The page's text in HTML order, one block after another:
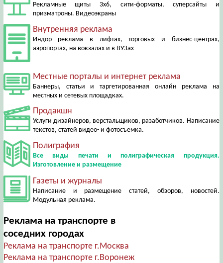
Рекламные щиты 3х6, сити-форматы, суперсайты и
призматроны. Видеоэкраны
Внутренняя реклама
Индор реклама в лифтах, торговых и бизнес-центрах,
аэропортах, на вокзалах и в ВУЗах
Местные порталы и интернет реклама
Баннеры, статьи и таргетированная онлайн реклама на
местных и сетевых площадках.
Продакшн
Услуги дизайнеров, верстальщиков, разаботчиков. Написание
текстов, статей видео- и фотосъемка.
Полиграфия
Все виды печати и полиграфическая продукция.
Изготовление и размещение
Газеты и журналы
Написание и размещение статей, обзоров, новостей.
Модульная реклама.
Реклама на транспорте в
соседних городах
Реклама на транспорте г.Москва
Реклама на транспорте г.Воронеж